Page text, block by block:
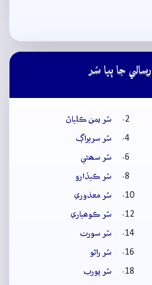
رسالي جا ٻيا سُر
سُر يمن ڪلياڻ
سُر سريراڳ
سُر سھڻي
سُر ڪيڏارو
سُر معذوري
سُر ڪوھياري
سُر سورٺ
سُر راڻو
سُر پورب